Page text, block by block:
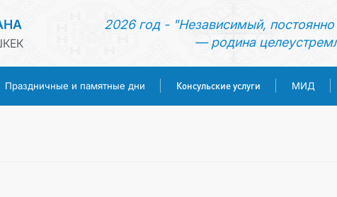
2026 год - "Независимый,
— родина
Праздничные и памятные дни Консульские услуги МИД